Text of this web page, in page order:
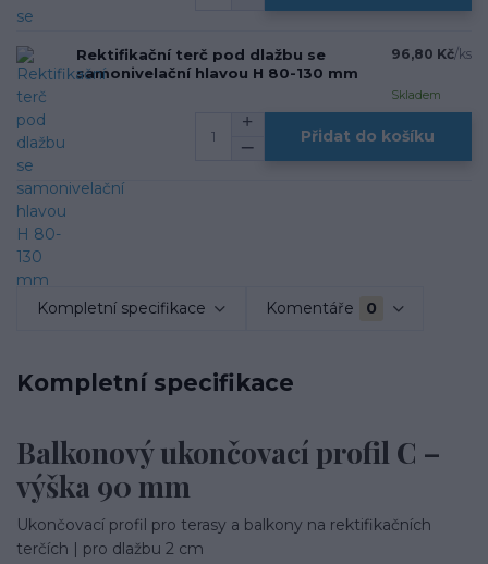
Rektifikační terč pod dlažbu se
samonivelační hlavou H 80-130 mm
96,80 Kč/ks
Skladem
Přidat do košíku
Kompletní specifikace Komentáře 0
Kompletní specifikace
Balkonový ukončovací profil C –
výška 90 mm
Ukončovací profil pro terasy a balkony na rektifikačních
terčích | pro dlažbu 2 cm